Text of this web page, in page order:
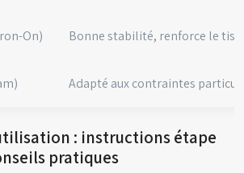
On) Bonne stabilité, renforce le
Adapté aux contraintes
: instructions étape
pratiques